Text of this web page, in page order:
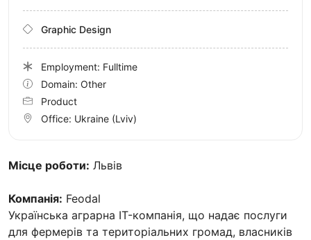
Місце роботи: Львів
Компанія: Feodal
Українська аграрна IT-компанія, що надає послуги
для фермерів та територіальних громад, власників
Graphic Design
Employment: Fulltime
Domain: Other
Product
Office: Ukraine (Lviv)